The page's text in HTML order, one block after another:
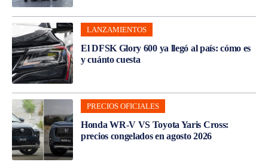
LANZAMIENTOS
El DFSK Glory 600 ya llegó al país: cómo es
y cuánto cuesta
PRECIOS OFICIALES
Honda WR-V VS Toyota Yaris Cross:
precios congelados en agosto 2026